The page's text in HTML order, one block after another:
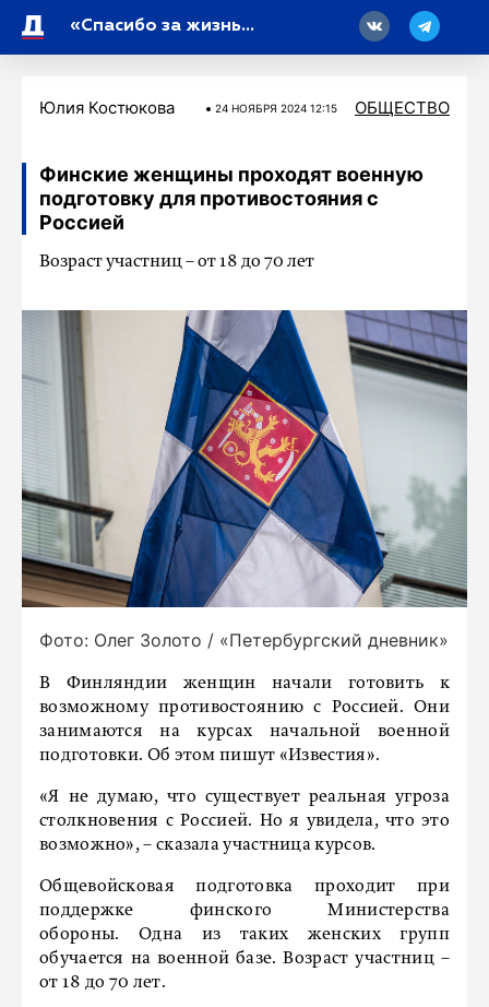
«Спасибо за жизнь»: бойцы СВО поздравили своих мам с праздником
Юлия Костюкова 24 НОЯБРЯ 2024 12:15 ОБЩЕСТВО
Финские женщины проходят военную
подготовку для противостояния с
Россией
Возраст участниц – от 18 до 70 лет
Фото: Олег Золото / «Петербургский дневник»
В Финляндии женщин начали готовить к
возможному противостоянию с Россией. Они
занимаются на курсах начальной военной
подготовки. Об этом пишут «Известия».
«Я не думаю, что существует реальная угроза
столкновения с Россией. Но я увидела, что это
возможно», – сказала участница курсов.
Общевойсковая подготовка проходит при
поддержке финского Министерства
обороны. Одна из таких женских групп
обучается на военной базе. Возраст участниц –
от 18 до 70 лет.